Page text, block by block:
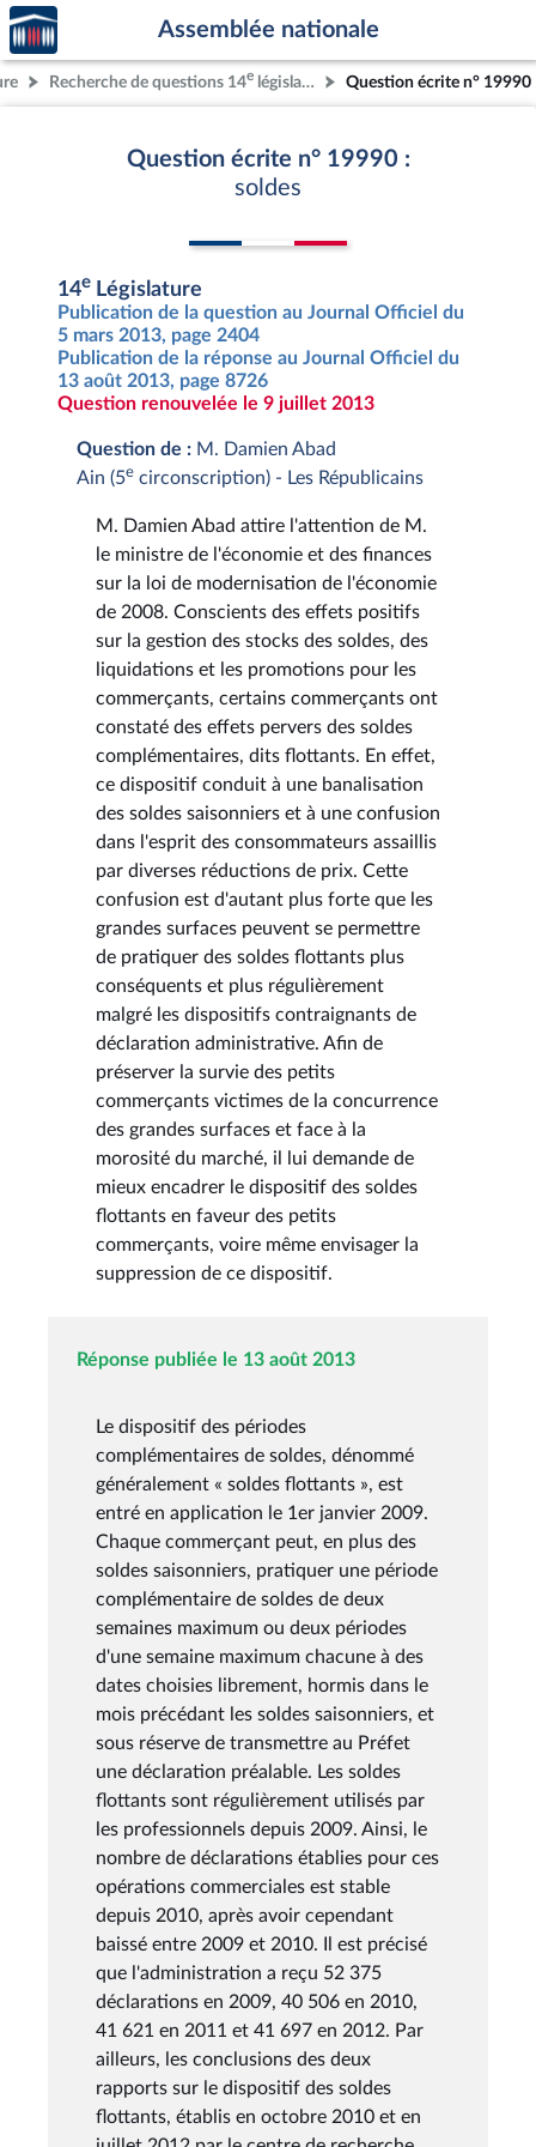
Aller au contenu
Aller en bas de la page
Accèder
à la
page
d'accueil
Assemblée nationale
Recherche de questions 14e législature Question écrite n° 19990
Question écrite n° 19990 :
soldes
14e Législature
Publication de la question au Journal Officiel du
5 mars 2013, page 2404
Publication de la réponse au Journal Officiel du
13 août 2013, page 8726
Question renouvelée le 9 juillet 2013
Question de : M. Damien Abad
Ain (5e circonscription) - Les Républicains
M. Damien Abad attire l'attention de M.
le ministre de l'économie et des finances
sur la loi de modernisation de l'économie
de 2008. Conscients des effets positifs
sur la gestion des stocks des soldes, des
liquidations et les promotions pour les
commerçants, certains commerçants ont
constaté des effets pervers des soldes
complémentaires, dits flottants. En effet,
ce dispositif conduit à une banalisation
des soldes saisonniers et à une confusion
dans l'esprit des consommateurs assaillis
par diverses réductions de prix. Cette
confusion est d'autant plus forte que les
grandes surfaces peuvent se permettre
de pratiquer des soldes flottants plus
conséquents et plus régulièrement
malgré les dispositifs contraignants de
déclaration administrative. Afin de
préserver la survie des petits
commerçants victimes de la concurrence
des grandes surfaces et face à la
morosité du marché, il lui demande de
mieux encadrer le dispositif des soldes
flottants en faveur des petits
commerçants, voire même envisager la
suppression de ce dispositif.
Réponse publiée le 13 août 2013
Le dispositif des périodes
complémentaires de soldes, dénommé
généralement « soldes flottants », est
entré en application le 1er janvier 2009.
Chaque commerçant peut, en plus des
soldes saisonniers, pratiquer une période
complémentaire de soldes de deux
semaines maximum ou deux périodes
d'une semaine maximum chacune à des
dates choisies librement, hormis dans le
mois précédant les soldes saisonniers, et
sous réserve de transmettre au Préfet
une déclaration préalable. Les soldes
flottants sont régulièrement utilisés par
les professionnels depuis 2009. Ainsi, le
nombre de déclarations établies pour ces
opérations commerciales est stable
depuis 2010, après avoir cependant
baissé entre 2009 et 2010. Il est précisé
que l'administration a reçu 52 375
déclarations en 2009, 40 506 en 2010,
41 621 en 2011 et 41 697 en 2012. Par
ailleurs, les conclusions des deux
rapports sur le dispositif des soldes
flottants, établis en octobre 2010 et en